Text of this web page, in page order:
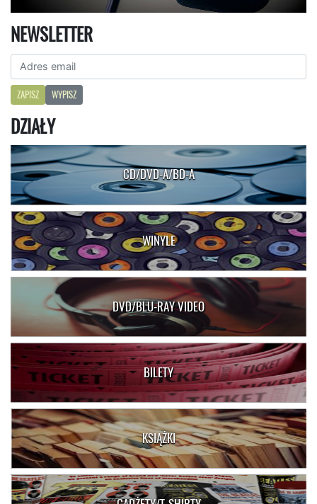
NEWSLETTER
ZAPISZ WYPISZ
DZIAŁY
CD/DVD-A/BD-A
WINYLE
DVD/BLU-RAY VIDEO
BILETY
KSIĄŻKI